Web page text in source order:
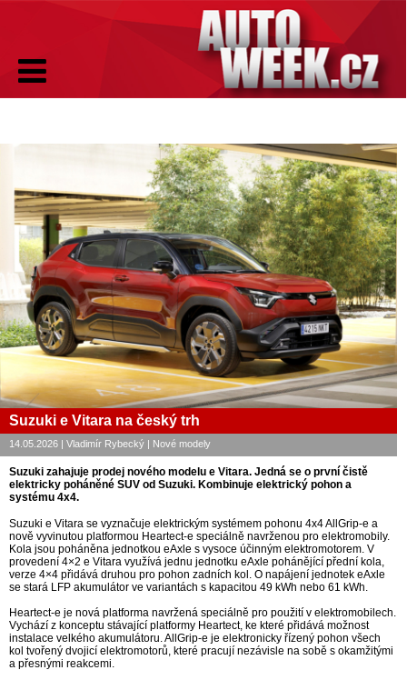
Suzuki e Vitara na český trh
14.05.2026 | Vladimír Rybecký | Nové modely
Suzuki zahajuje prodej nového modelu e Vitara. Jedná se o první čistě
elektricky poháněné SUV od Suzuki. Kombinuje elektrický pohon a
systému 4x4.
Suzuki e Vitara se vyznačuje elektrickým systémem pohonu 4x4 AllGrip-e a
nově vyvinutou platformou Heartect-e speciálně navrženou pro elektromobily.
Kola jsou poháněna jednotkou eAxle s vysoce účinným elektromotorem. V
provedení 4×2 e Vitara využívá jednu jednotku eAxle pohánějící přední kola,
verze 4×4 přidává druhou pro pohon zadních kol. O napájení jednotek eAxle
se stará LFP akumulátor ve variantách s kapacitou 49 kWh nebo 61 kWh.
Heartect-e je nová platforma navržená speciálně pro použití v elektromobilech.
Vychází z konceptu stávající platformy Heartect, ke které přidává možnost
instalace velkého akumulátoru. AllGrip-e je elektronicky řízený pohon všech
kol tvořený dvojicí elektromotorů, které pracují nezávisle na sobě s okamžitými
a přesnými reakcemi.